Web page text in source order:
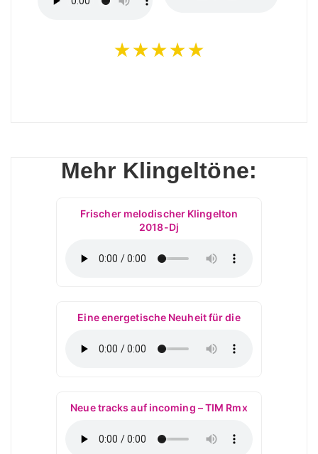
★★★★★
Mehr Klingeltöne:
Frischer melodischer Klingelton
2018-Dj
Eine energetische Neuheit für die
Neue tracks auf incoming – TIM Rmx